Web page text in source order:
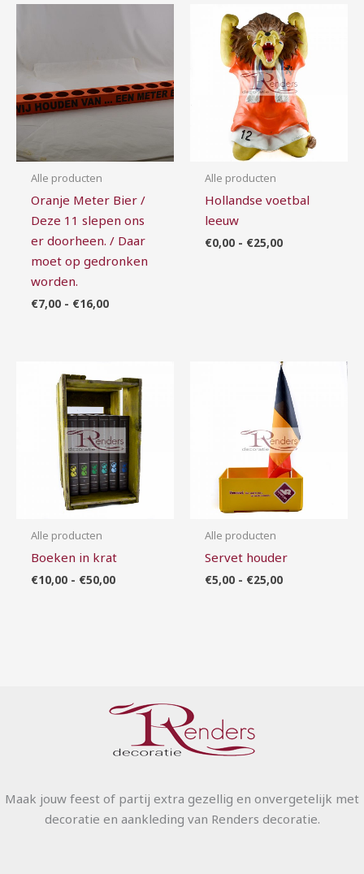
Alle producten
Oranje Meter Bier /
Deze 11 slepen ons
er doorheen. / Daar
moet op gedronken
worden.
€7,00 - €16,00
Alle producten
Hollandse voetbal
leeuw
€0,00 - €25,00
Prijsklasse:
€0,00
tot
€25,00
Alle producten
Boeken in krat
€10,00 - €50,00
€10,00
tot
€50,00
Alle producten
Servet houder
€5,00 - €25,00
Prijsklasse:
€5,00
tot
€25,00
Maak jouw feest of partij extra gezellig en onvergetelijk met
decoratie en aankleding van Renders decoratie.